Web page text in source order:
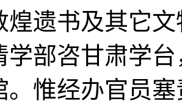
煌遗书及其它
学部咨甘肃学
。惟经办官员